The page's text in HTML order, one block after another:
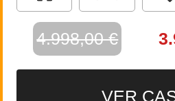
4.998,00 €
VER